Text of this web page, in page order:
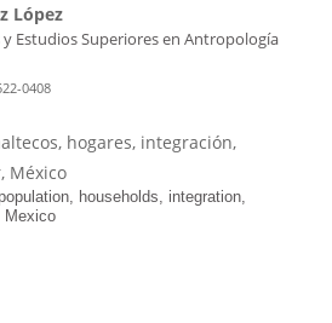
López
Estudios Superiores en Antropología
0408
hogares, integración,
México